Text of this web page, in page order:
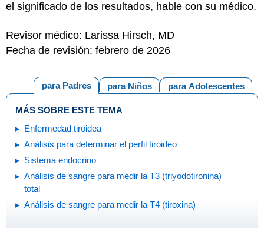
el significado de los resultados, hable con su médico.
Revisor médico: Larissa Hirsch, MD
Fecha de revisión: febrero de 2026
para Adolescentes
para Niños
para Padres
MÁS SOBRE ESTE TEMA
Enfermedad tiroidea
Análisis para determinar el perfil tiroideo
Sistema endocrino
Análisis de sangre para medir la T3 (triyodotironina)
total
Análisis de sangre para medir la T4 (tiroxina)